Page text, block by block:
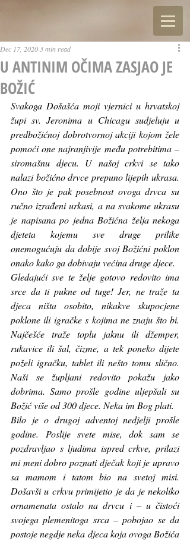
U ANTINIM OČIMA ZASJAO JE
BOŽIĆ
Dec 17, 2020 3 min read
Svakoga Došašća moji vjernici u hrvatskoj
župi sv. Jeronima u Chicagu sudjeluju u
predbožićnoj dobrotvornoj akciji kojom žele
pomoći one najranjivije među potrebitima –
siromašnu djecu. U našoj crkvi se tako
nalazi božićno drvce prepuno lijepih ukrasa.
Ono što je pak posebnost ovoga drvca su
ručno izrađeni urkasi, a na svakome ukrasu
je napisana po jedna Božićna želja nekoga
djeteta kojemu sve druge prilike
onemogućuju da dobije svoj Božićni poklon
onako kako ga dobivaju većina druge djece.
Gledajući sve te želje gotovo redovito ima
srce da ti pukne od tuge! Jer, ne traže ta
djeca ništa osobito, nikakve skupocjene
poklone ili igračke s kojima ne znaju što bi.
Najčešće traže toplu jaknu ili džemper,
rukavice ili šal, čizme, a tek poneko dijete
poželi igračku, tablet ili nešto tomu slično.
Naši se župljani redovito pokažu jako
dobrima. Samo prošle godine uljepšali su
Božić više od 300 djece. Neka im Bog plati.
Bilo je o drugoj adventoj nedjelji prošle
godine. Poslije svete mise, dok sam se
pozdravljao s ljudima ispred crkve, prilazi
mi meni dobro poznati dječak koji je upravo
sa mamom i tatom bio na svetoj misi.
Došavši u crkvu primijetio je da je nekoliko
ornamenata ostalo na drvcu i – u čistoći
svojega plemenitoga srca – pobojao se da
postoje negdje neka djeca koja ovoga Božića